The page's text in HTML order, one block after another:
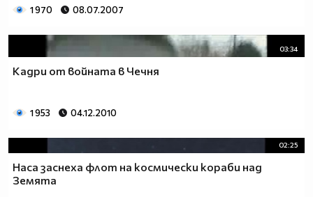
1 970 08.07.2007
03:34
Кадри от войната в Чечня
1 953 04.12.2010
02:25
Наса заснеха флот на космически кораби над
Земята